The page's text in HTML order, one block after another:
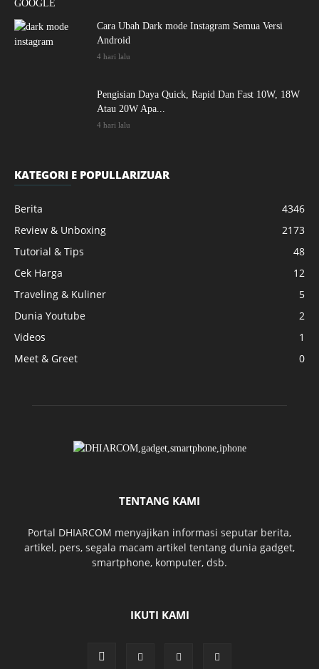
Cara Ubah Dark mode Instagram Semua Versi
Android
4 hari lalu
Pengisian Daya Quick, Rapid Dan Fast 10W, 18W
Atau 20W Apa...
4 hari lalu
KATEGORI E POPULLARIZUAR
Berita
4346
Review & Unboxing
2173
Tutorial & Tips
48
Cek Harga
12
Traveling & Kuliner
5
Dunia Youtube
2
Videos
1
Meet & Greet
0
TENTANG KAMI
Portal DHIARCOM menyajikan informasi seputar berita,
artikel, pers, segala macam artikel tentang dunia gadget,
smartphone, komputer, dsb.
IKUTI KAMI